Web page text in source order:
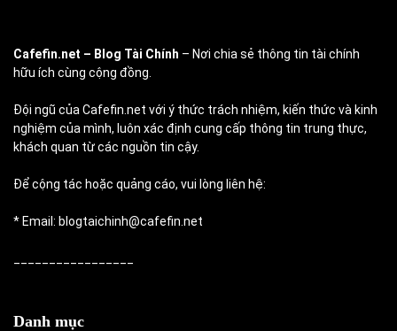
Cafefin.net – Blog Tài Chính – Nơi chia sẻ thông tin tài chính
hữu ích cùng cộng đồng.
Đội ngũ của Cafefin.net với ý thức trách nhiệm, kiến thức và kinh
nghiệm của mình, luôn xác định cung cấp thông tin trung thực,
khách quan từ các nguồn tin cậy.
Để cộng tác hoặc quảng cáo, vui lòng liên hệ:
* Email: blogtaichinh@cafefin.net
Danh mục